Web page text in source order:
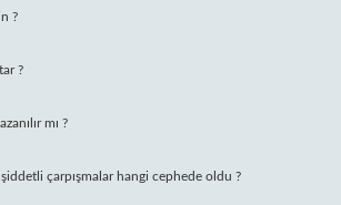
?
?
mı ?
şiddetli çarpışmalar hangi cephede oldu ?